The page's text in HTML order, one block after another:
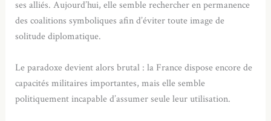
ses alliés. Aujourd’hui, elle semble rechercher en permanence
des coalitions symboliques afin d’éviter toute image de
solitude diplomatique.
Le paradoxe devient alors brutal : la France dispose encore de
capacités militaires importantes, mais elle semble
politiquement incapable d’assumer seule leur utilisation.